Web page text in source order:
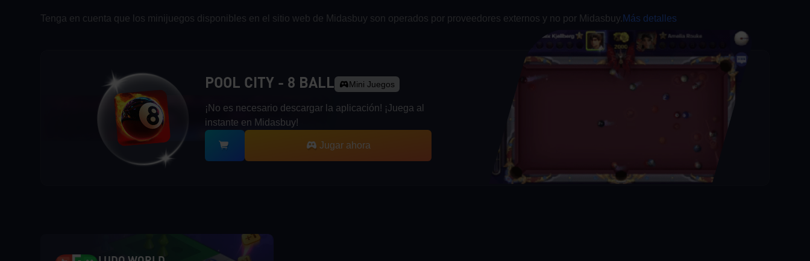
Tenga en cuenta que los minijuegos disponibles en el sitio web de Midasbuy son operados por proveedores externos y no por Midasbuy. Más detalles
POOL CITY - 8 BALL Mini Juegos
¡No es necesario descargar la aplicación! ¡Juega al
instante en Midasbuy!
Jugar ahora